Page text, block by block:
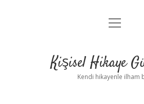
Anasayfa
Yasal Uyarı
menüyü
Kişisel Hikaye
Kendi hikayenle ilham